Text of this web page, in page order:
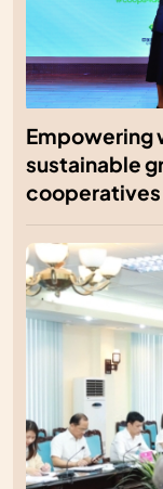
Empowering
sustainable
cooperatives